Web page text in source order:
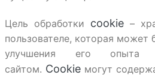
Цель обработки cookie –
пользователе, которая может
улучшения его опыта
сайтом. Cookie могут